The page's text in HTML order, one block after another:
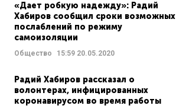
«Дает робкую надежду»: Радий
Хабиров сообщил сроки возможных
послаблений по режиму
самоизоляции
Общество 15:59 20.05.2020
Радий Хабиров рассказал о
волонтерах, инфицированных
коронавирусом во время работы